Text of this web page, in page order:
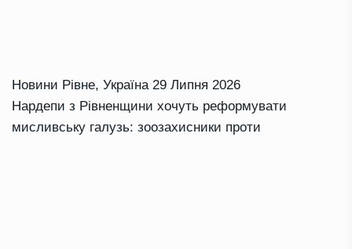
Новини Рівне, Україна 29 Липня 2026
Нардепи з Рівненщини хочуть реформувати
мисливську галузь: зоозахисники проти